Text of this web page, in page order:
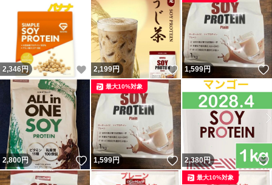
2,346円 いいね！
2,199円 いいね！
1,599円
2,800円 いいね！
1,599円 いいね！
最大10%対象
2,380円
最大10%対象